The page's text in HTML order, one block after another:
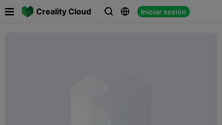
Creality Cloud   Iniciar sesión